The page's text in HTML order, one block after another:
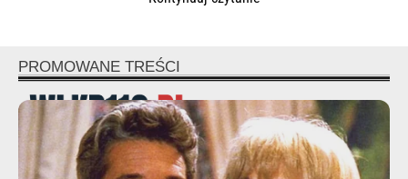
© 2025 – Wielkopolska 112, Wszelkie prawa zastrzeżone | hvln.pl